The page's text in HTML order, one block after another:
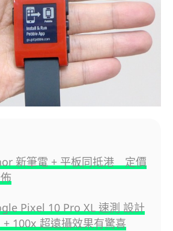
新筆電 + 平板同抵港 定價
Pixel 10 Pro XL 速測 設計
100x 超遠攝效果有驚喜